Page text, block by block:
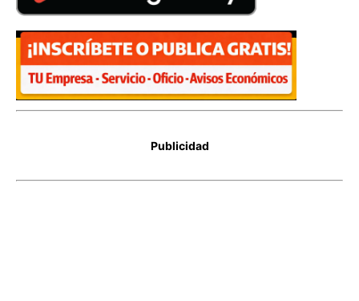
Publicidad